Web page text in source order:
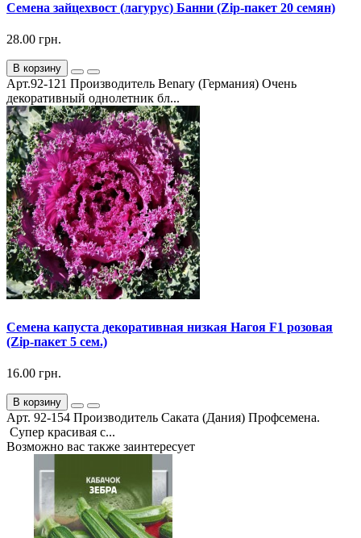
Семена зайцехвост (лагурус) Банни (Zip-пакет 20 семян)
28.00 грн.
В корзину
Арт.92-121 Производитель Benary (Германия) Очень
декоративный однолетник бл...
Семена капуста декоративная низкая Нагоя F1 розовая
(Zip-пакет 5 сем.)
16.00 грн.
В корзину
Арт. 92-154 Производитель Саката (Дания) Профсемена.
Супер красивая с...
Возможно вас также заинтересует